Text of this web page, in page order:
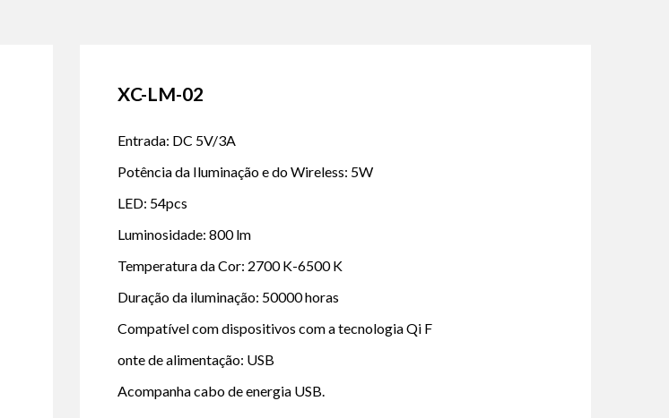
XC-LM-02
Entrada: DC 5V/3A
Potência da Iluminação e do Wireless: 5W
LED: 54pcs
Luminosidade: 800 lm
Temperatura da Cor: 2700 K-6500 K
Duração da iluminação: 50000 horas
Compatível com dispositivos com a tecnologia Qi F
onte de alimentação: USB
Acompanha cabo de energia USB.